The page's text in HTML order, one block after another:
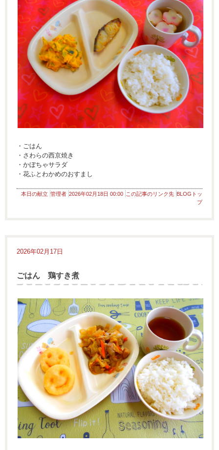
・ごはん
・さわらの西京焼き
・かぼちゃサラダ
・花ふとわかめのおすまし
本日の献立 管理者 2026年02月18日 00:00 この記事のリンク先 BLOGトッ
プ
2026年02月17日
ごはん 鶏すき煮